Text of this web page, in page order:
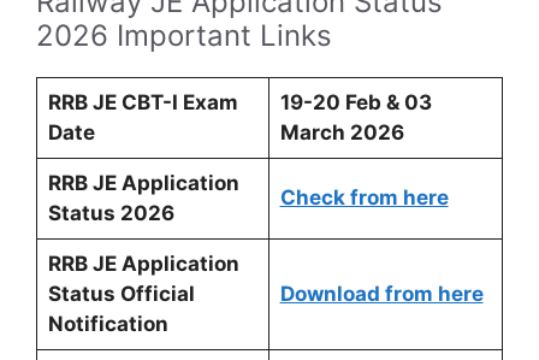
2026 Important Links
RRB JE CBT-I Exam
Date
19-20 Feb & 03
March 2026
RRB JE Application
Status 2026
Check from here
RRB JE Application
Status Official
Notification
Download from here